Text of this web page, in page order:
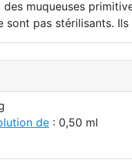
muqueuses
sont pas stérilisants.
de : 0,50 ml